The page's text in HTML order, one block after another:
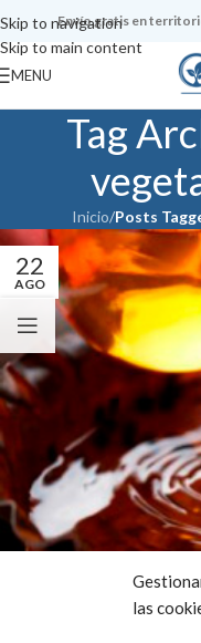
las
Skip to navigation
Skip to main content
Envío gratis en
MENU
Tag
Inicio/Posts
22
AGO